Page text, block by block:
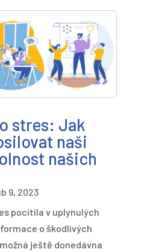
stres: Jak
naši
našich
9, 2023
pocítila v uplynulých
o škodlivých
ještě donedávna